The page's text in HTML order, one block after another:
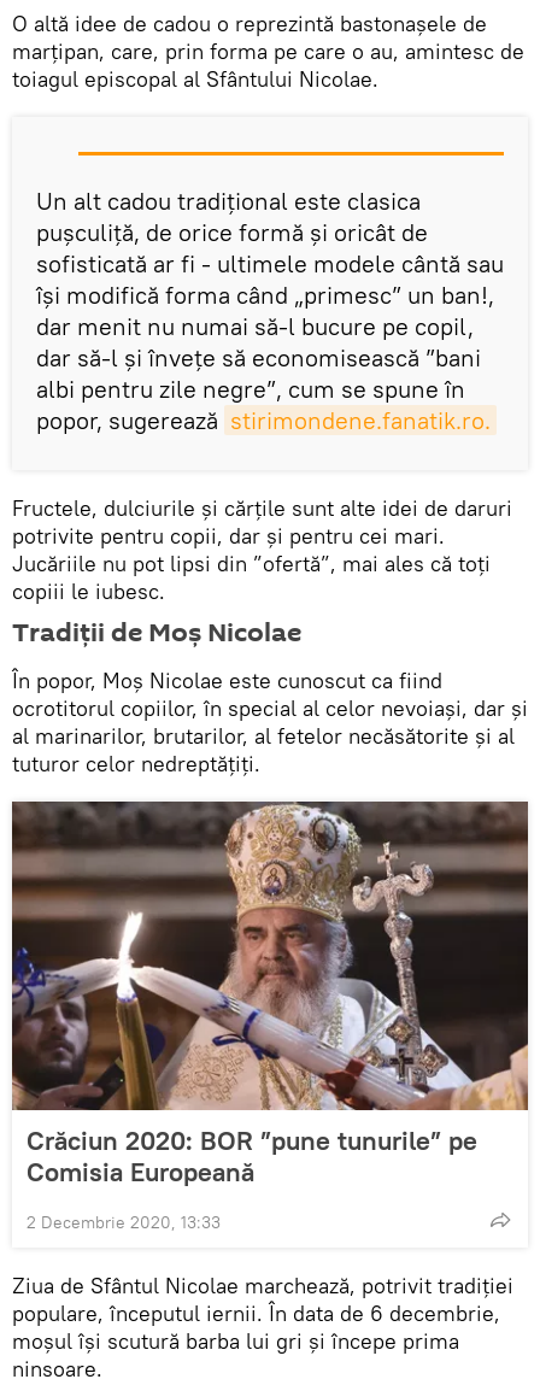
O altă idee de cadou o reprezintă bastonașele de
marțipan, care, prin forma pe care o au, amintesc de
toiagul episcopal al Sfântului Nicolae.
Un alt cadou tradițional este clasica
pușculiță, de orice formă și oricât de
sofisticată ar fi - ultimele modele cântă sau
își modifică forma când „primesc” un ban!,
dar menit nu numai să-l bucure pe copil,
dar să-l și învețe să economisească ”bani
albi pentru zile negre”, cum se spune în
popor, sugerează stirimondene.fanatik.ro.
Fructele, dulciurile și cărțile sunt alte idei de daruri
potrivite pentru copii, dar și pentru cei mari.
Jucăriile nu pot lipsi din ”ofertă”, mai ales că toți
copiii le iubesc.
Tradiții de Moș Nicolae
În popor, Moș Nicolae este cunoscut ca fiind
ocrotitorul copiilor, în special al celor nevoiași, dar și
al marinarilor, brutarilor, al fetelor necăsătorite și al
tuturor celor nedreptățiți.
Crăciun 2020: BOR ”pune tunurile” pe
Comisia Europeană
2 Decembrie 2020, 13:33
Ziua de Sfântul Nicolae marchează, potrivit tradiției
populare, începutul iernii. În data de 6 decembrie,
moșul își scutură barba lui gri și începe prima
ninsoare.